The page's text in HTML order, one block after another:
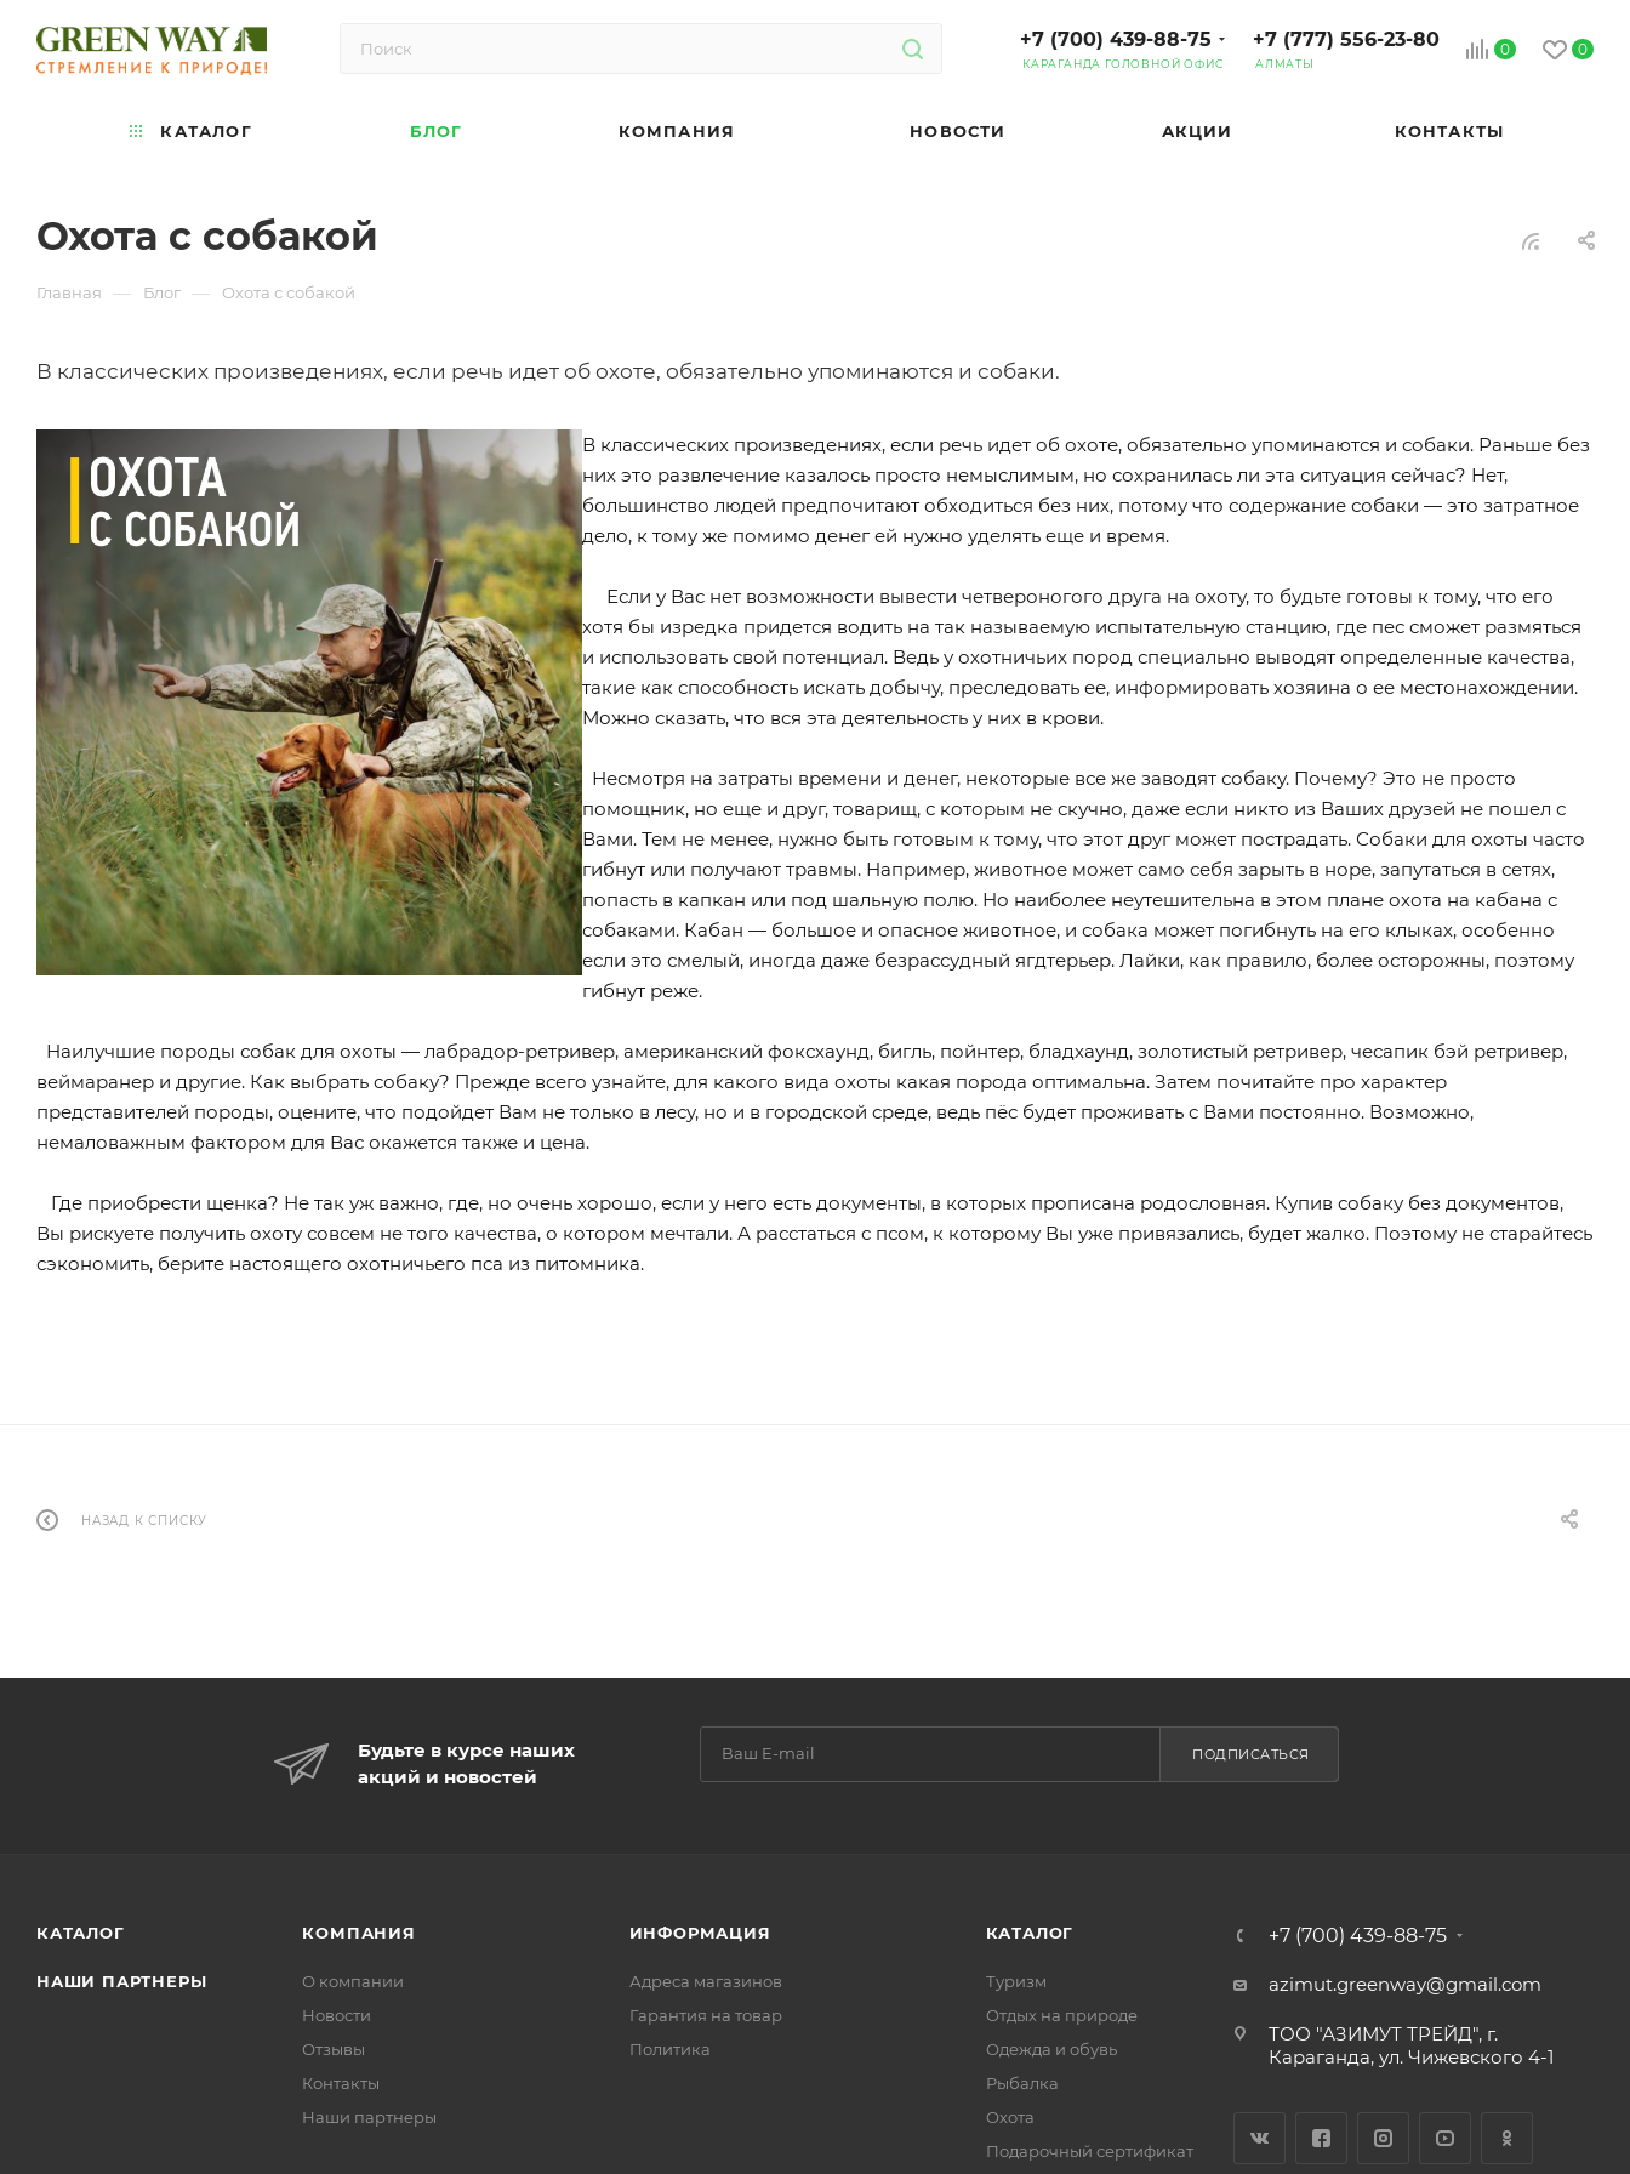
0 0
+7 (777) 556-23-80
АЛМАТЫ
+7 (700) 439-88-75
КАРАГАНДА ГОЛОВНОЙ ОФИС
КАТАЛОГ БЛОГ КОМПАНИЯ НОВОСТИ АКЦИИ КОНТАКТЫ
Охота с собакой
Главная — Блог — Охота с собакой
В классических произведениях, если речь идет об охоте, обязательно упоминаются и собаки.
В классических произведениях, если речь идет об охоте, обязательно упоминаются и собаки. Раньше без
них это развлечение казалось просто немыслимым, но сохранилась ли эта ситуация сейчас? Нет,
большинство людей предпочитают обходиться без них, потому что содержание собаки — это затратное
дело, к тому же помимо денег ей нужно уделять еще и время.
Если у Вас нет возможности вывести четвероногого друга на охоту, то будьте готовы к тому, что его
хотя бы изредка придется водить на так называемую испытательную станцию, где пес сможет размяться
и использовать свой потенциал. Ведь у охотничьих пород специально выводят определенные качества,
такие как способность искать добычу, преследовать ее, информировать хозяина о ее местонахождении.
Можно сказать, что вся эта деятельность у них в крови.
Несмотря на затраты времени и денег, некоторые все же заводят собаку. Почему? Это не просто
помощник, но еще и друг, товарищ, с которым не скучно, даже если никто из Ваших друзей не пошел с
Вами. Тем не менее, нужно быть готовым к тому, что этот друг может пострадать. Собаки для охоты часто
гибнут или получают травмы. Например, животное может само себя зарыть в норе, запутаться в сетях,
попасть в капкан или под шальную полю. Но наиболее неутешительна в этом плане охота на кабана с
собаками. Кабан — большое и опасное животное, и собака может погибнуть на его клыках, особенно
если это смелый, иногда даже безрассудный ягдтерьер. Лайки, как правило, более осторожны, поэтому
гибнут реже.
Наилучшие породы собак для охоты — лабрадор-ретривер, американский фоксхаунд, бигль, пойнтер, бладхаунд, золотистый ретривер, чесапик бэй ретривер,
веймаранер и другие. Как выбрать собаку? Прежде всего узнайте, для какого вида охоты какая порода оптимальна. Затем почитайте про характер
представителей породы, оцените, что подойдет Вам не только в лесу, но и в городской среде, ведь пёс будет проживать с Вами постоянно. Возможно,
немаловажным фактором для Вас окажется также и цена.
Где приобрести щенка? Не так уж важно, где, но очень хорошо, если у него есть документы, в которых прописана родословная. Купив собаку без документов,
Вы рискуете получить охоту совсем не того качества, о котором мечтали. А расстаться с псом, к которому Вы уже привязались, будет жалко. Поэтому не старайтесь
сэкономить, берите настоящего охотничьего пса из питомника.
НАЗАД К СПИСКУ
Будьте в курсе наших
акций и новостей
ПОДПИСАТЬСЯ
КАТАЛОГ
НАШИ ПАРТНЕРЫ
КОМПАНИЯ
О компании
Новости
Отзывы
Контакты
Наши партнеры
ИНФОРМАЦИЯ
Адреса магазинов
Гарантия на товар
Политика
КАТАЛОГ
Туризм
Отдых на природе
Одежда и обувь
Рыбалка
Охота
Подарочный сертификат
+7 (700) 439-88-75
azimut.greenway@gmail.com
ТОО "АЗИМУТ ТРЕЙД", г.
Караганда, ул. Чижевского 4-1